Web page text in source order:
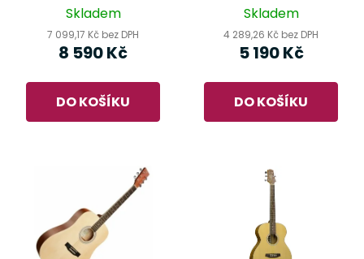
Skladem
7 099,17 Kč bez DPH
8 590 Kč
DO KOŠÍKU
Skladem
4 289,26 Kč bez DPH
5 190 Kč
DO KOŠÍKU